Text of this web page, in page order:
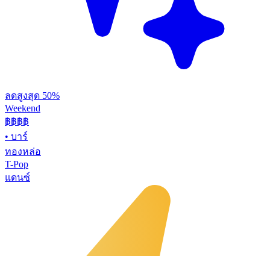
ลดสูงสุด 50%
Weekend
฿฿฿฿
• บาร์
ทองหล่อ
T-Pop
แดนซ์